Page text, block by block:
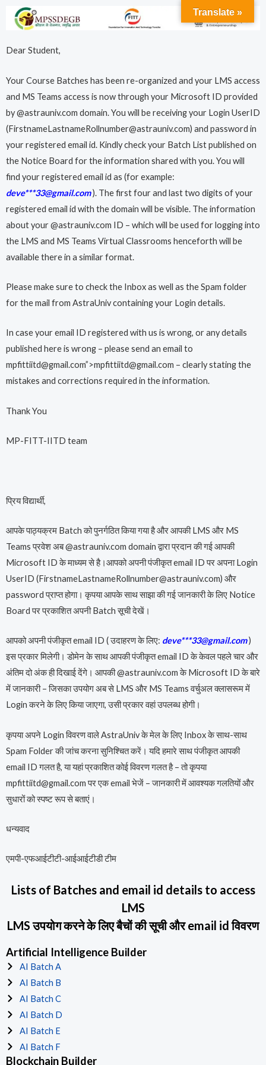
Dear Student,
Your Course Batches has been re-organized and your LMS access
and MS Teams access is now through your Microsoft ID provided
by @astrauniv.com domain. You will be receiving your Login UserID
(FirstnameLastnameRollnumber@astrauniv.com) and password in
your registered email id. Kindly check your Batch List published on
the Notice Board for the information shared with you. You will
find your registered email id as (for example:
deve***33@gmail.com). The first four and last two digits of your
registered email id with the domain will be visible. The information
about your @astrauniv.com ID – which will be used for logging into
the LMS and MS Teams Virtual Classrooms henceforth will be
available there in a similar format.
Please make sure to check the Inbox as well as the Spam folder
for the mail from AstraUniv containing your Login details.
In case your email ID registered with us is wrong, or any details
published here is wrong – please send an email to
mpfittiitd@gmail.com”>mpfittiitd@gmail.com – clearly stating the
mistakes and corrections required in the information.
Thank You
MP-FITT-IITD team
प्रिय विद्यार्थी,
आपके पाठ्यक्रम Batch को पुनर्गठित किया गया है और आपकी LMS और MS
Teams प्रवेश अब @astrauniv.com domain द्वारा प्रदान की गई आपकी
Microsoft ID के माध्यम से है।आपको अपनी पंजीकृत email ID पर अपना Login
UserID (FirstnameLastnameRollnumber@astrauniv.com) और
password प्राप्त होगा। कृपया आपके साथ साझा की गई जानकारी के लिए Notice
Board पर प्रकाशित अपनी Batch सूची देखें।
आपको अपनी पंजीकृत email ID ( उदाहरण के लिए: deve***33@gmail.com)
इस प्रकार मिलेगी। डोमेन के साथ आपकी पंजीकृत email ID के केवल पहले चार और
अंतिम दो अंक ही दिखाई देंगे। आपकी @astrauniv.com के Microsoft ID के बारे
में जानकारी – जिसका उपयोग अब से LMS और MS Teams वर्चुअल क्लासरूम में
Login करने के लिए किया जाएगा, उसी प्रकार वहां उपलब्ध होगी।
कृपया अपने Login विवरण वाले AstraUniv के मेल के लिए Inbox के साथ-साथ
Spam Folder की जांच करना सुनिश्चित करें। यदि हमारे साथ पंजीकृत आपकी
email ID गलत है, या यहां प्रकाशित कोई विवरण गलत है – तो कृपया
mpfittiitd@gmail.com पर एक email भेजें – जानकारी में आवश्यक गलतियों और
सुधारों को स्पष्ट रूप से बताएं।
धन्यवाद
एमपी-एफआईटीटी-आईआईटीडी टीम
Lists of Batches and email id details to access
LMS
LMS उपयोग करने के लिए बैचों की सूची और email id विवरण
Artificial Intelligence Builder
AI Batch A
AI Batch B
AI Batch C
AI Batch D
AI Batch E
AI Batch F
Blockchain Builder
Translate »